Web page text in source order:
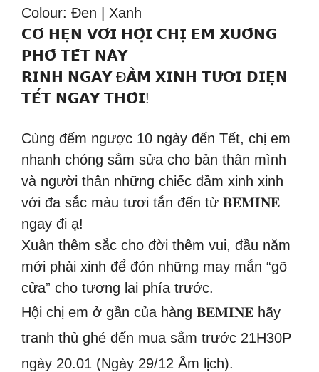
Colour: Đen | Xanh
𝗖𝗢́ 𝗛𝗘̣𝗡 𝗩𝗢̛́𝗜 𝗛𝗢̣̂𝗜 𝗖𝗛𝗜̣ 𝗘𝗠 𝗫𝗨𝗢̂́𝗡𝗚
𝗣𝗛𝗢̂́ 𝗧𝗘̂́𝗧 𝗡𝗔̀𝗬
𝗥𝗜𝗡𝗛 𝗡𝗚𝗔𝗬 Đ𝗔̂̀𝗠 𝗫𝗜𝗡𝗛 𝗧𝗨̛𝗢̛𝗜 𝗗𝗜𝗘̣̂𝗡
𝗧𝗘̂́𝗧 𝗡𝗚𝗔𝗬 𝗧𝗛𝗢̂𝗜!
Cùng đếm ngược 10 ngày đến Tết, chị em
nhanh chóng sắm sửa cho bản thân mình
và người thân những chiếc đầm xinh xinh
với đa sắc màu tươi tắn đến từ 𝐁𝐄𝐌𝐈𝐍𝐄
ngay đi ạ!
Xuân thêm sắc cho đời thêm vui, đầu năm
mới phải xinh để đón những may mắn “gõ
cửa” cho tương lai phía trước.
Hội chị em ở gần của hàng 𝐁𝐄𝐌𝐈𝐍𝐄 hãy
tranh thủ ghé đến mua sắm trước 21H30P
ngày 20.01 (Ngày 29/12 Âm lịch).